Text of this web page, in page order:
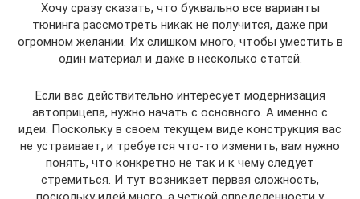
Хочу сразу сказать, что буквально все варианты
тюнинга рассмотреть никак не получится, даже при
огромном желании. Их слишком много, чтобы уместить в
один материал и даже в несколько статей.
Если вас действительно интересует модернизация
автоприцепа, нужно начать с основного. А именно с
идеи. Поскольку в своем текущем виде конструкция вас
не устраивает, и требуется что-то изменить, вам нужно
понять, что конкретно не так и к чему следует
стремиться. И тут возникает первая сложность,